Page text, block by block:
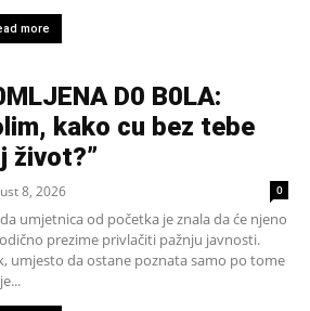
more
D0 B0LA:
kako cu bez tebe
život?”
8, 2026 0
umjetnica od početka je znala da će njeno
prezime privlačiti pažnju javnosti.
umjesto da ostane poznata samo po tome